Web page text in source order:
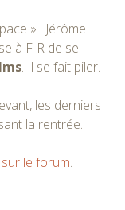
» : Jérôme
à F-R de se
. Il se fait piler.
les derniers
la rentrée.
sur le forum.